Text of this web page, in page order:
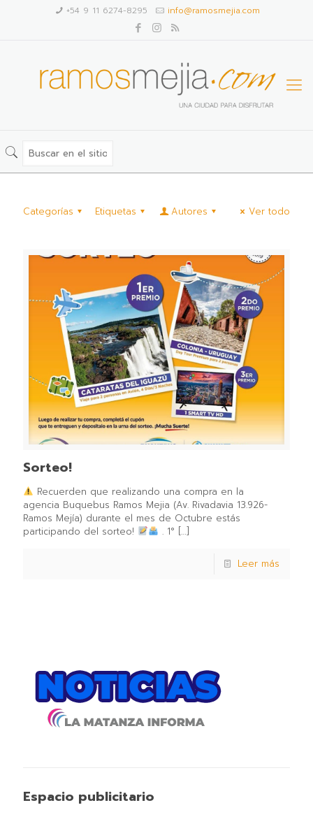
+54 9 11 6274-8295 info@ramosmejia.com
Categorías Etiquetas Autores Ver todo
Sorteo!
Recuerden que realizando una compra en la
agencia Buquebus Ramos Mejia (Av. Rivadavia 13.926-
Ramos Mejía) durante el mes de Octubre estás
participando del sorteo!
⁣. ⁣1° […]
Leer más
Espacio publicitario